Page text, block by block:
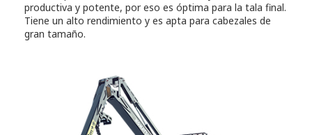
productiva y potente, por eso es óptima para la tala final.
Tiene un alto rendimiento y es apta para cabezales de
gran tamaño.